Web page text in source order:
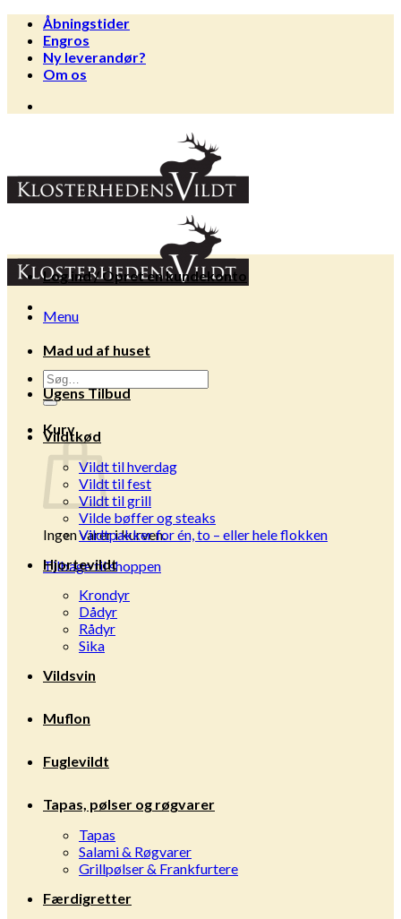
Fortsæt
indhold
Åbningstider
Engros
Ny leverandør?
Om os
Menu
Søg
efter:
Kurv
Ingen varer i kurven.
Tilbage til shoppen
Log ind / Opret en kundekonto
Mad ud af huset
Ugens Tilbud
Vildtkød
Vildt til hverdag
Vildt til fest
Vildt til grill
Vilde bøffer og steaks
Vildtpakker for én, to – eller hele flokken
Hjortevildt
Krondyr
Dådyr
Rådyr
Sika
Vildsvin
Muflon
Fuglevildt
Tapas, pølser og røgvarer
Tapas
Salami & Røgvarer
Grillpølser & Frankfurtere
Færdigretter